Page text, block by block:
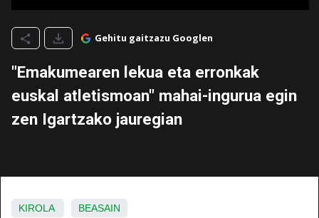
Gehitu gaitzazu Googlen
"Emakumearen lekua eta erronkak
euskal atletismoan" mahai-ingurua egin
zen Igartzako jauregian
KIROLA BEASAIN